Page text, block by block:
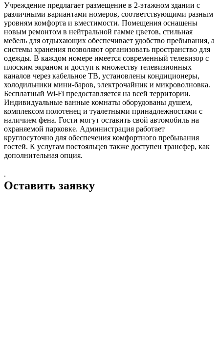
Учреждение предлагает размещение в 2-этажном здании с
различными вариантами номеров, соответствующими разным
уровням комфорта и вместимости. Помещения оснащены
новым ремонтом в нейтральной гамме цветов, стильная
мебель для отдыхающих обеспечивает удобство пребывания, а
системы хранения позволяют организовать пространство для
одежды. В каждом номере имеется современный телевизор с
плоским экраном и доступ к множеству телевизионных
каналов через кабельное ТВ, установлены кондиционеры,
холодильники мини-баров, электрочайник и микроволновка.
Бесплатный Wi-Fi предоставляется на всей территории.
Индивидуальные ванные комнаты оборудованы душем,
комплексом полотенец и туалетными принадлежностями с
наличием фена. Гости могут оставить свой автомобиль на
охраняемой парковке. Администрация работает
круглосуточно для обеспечения комфортного пребывания
гостей. К услугам постояльцев также доступен трансфер, как
дополнительная опция.
.
Оставить заявку